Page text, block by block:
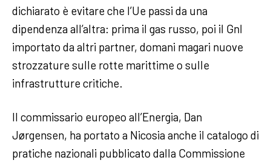
dichiarato è evitare che l’Ue passi da una
dipendenza all’altra: prima il gas russo, poi il Gnl
importato da altri partner, domani magari nuove
strozzature sulle rotte marittime o sulle
infrastrutture critiche.
Il commissario europeo all’Energia, Dan
Jørgensen, ha portato a Nicosia anche il catalogo di
pratiche nazionali pubblicato dalla Commissione